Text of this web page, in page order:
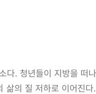
다. 청년들이 지방을 떠
삶의 질 저하로 이어진